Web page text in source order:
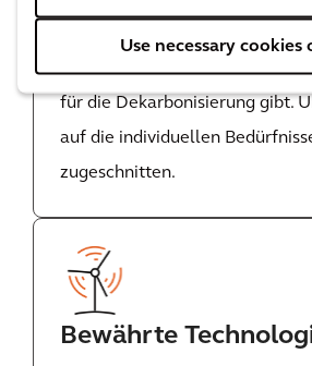
Use necessary cookies
Maßgeschneiderte
Wir wissen, dass es keine
für die Dekarbonisierung gibt.
auf die individuellen
zugeschnitten.
Bewährte